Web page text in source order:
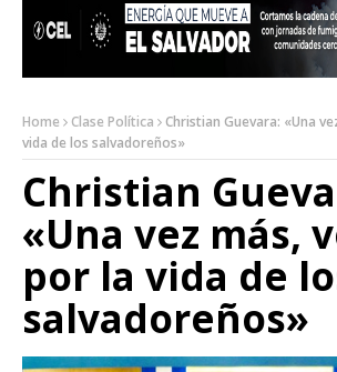
Home Clase Política
Christian Guevara: «Una
vida de los salvadoreños»
Christian
«Una vez más,
por la vida de
salvadoreños»